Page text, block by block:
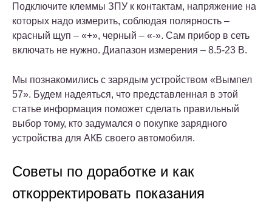
Подключите клеммы ЗПУ к контактам, напряжение на
которых надо измерить, соблюдая полярность –
красный щуп – «+», черный – «-». Сам прибор в сеть
включать не нужно. Диапазон измерения – 8.5-23 В.
Мы познакомились с зарядым устройством «Вымпел
57». Будем надеяться, что представленная в этой
статье информация поможет сделать правильный
выбор тому, кто задумался о покупке зарядного
устройства для АКБ своего автомобиля.
Советы по доработке и как
откорректировать показания